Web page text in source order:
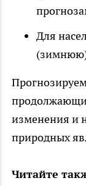
Для
изменения и
природных
Читайте